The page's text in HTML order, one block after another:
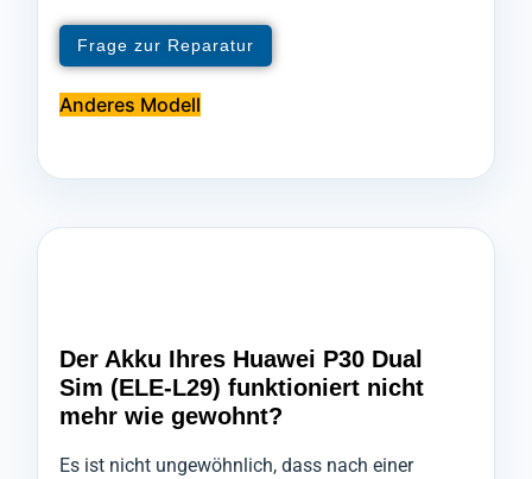
Frage zur Reparatur
Anderes Modell
Der Akku Ihres Huawei P30 Dual
Sim (ELE-L29) funktioniert nicht
mehr wie gewohnt?
Es ist nicht ungewöhnlich, dass nach einer